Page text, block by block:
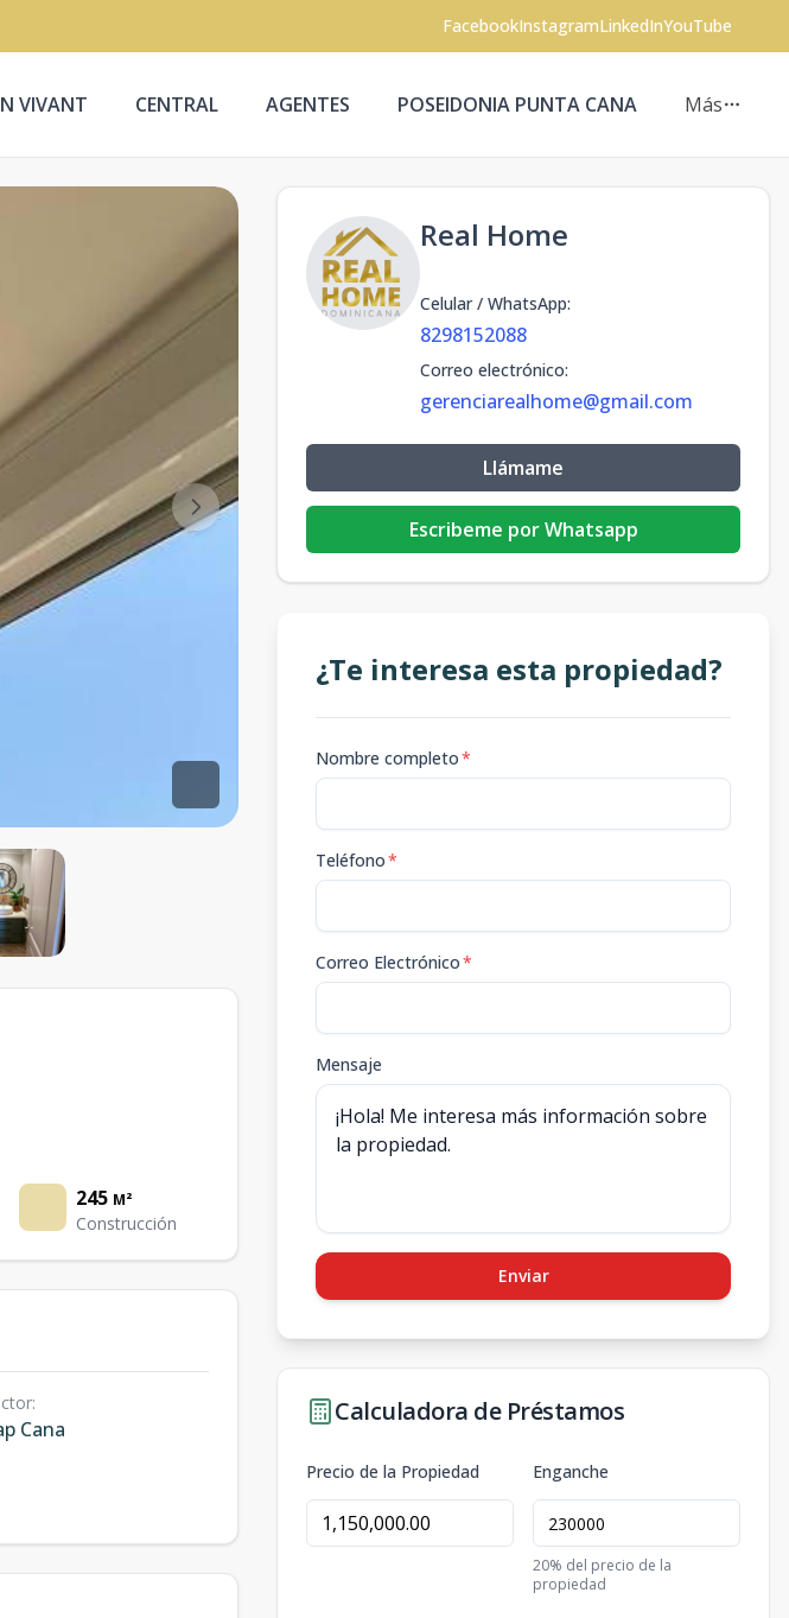
FacebookInstagramLinkedInYouTube
VIVANT CENTRAL AGENTES POSEIDONIA PUNTA CANA Más
245 M²
Construcción
:
Cana
Real Home
Celular / WhatsApp:
8298152088
Correo electrónico:
gerenciarealhome@gmail.com
Llámame
Escribeme por Whatsapp
¿Te interesa esta propiedad?
Nombre completo*
Teléfono*
Correo Electrónico*
Mensaje
Enviar
Calculadora de Préstamos
Precio de la Propiedad Enganche
20% del precio de la
propiedad